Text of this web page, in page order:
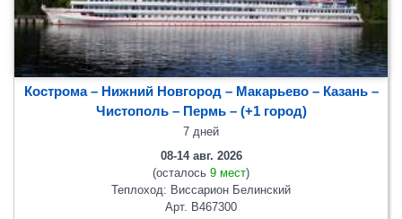
Кострома – Нижний Новгород – Макарьево – Казань –
Чистополь– Пермь – (+1 город)
7 дней
08-14 авг. 2026
(осталось 9 мест)
Теплоход: Виссарион Белинский
Арт. В467300